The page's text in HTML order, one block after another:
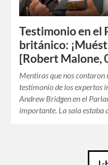
Testimonio en el
británico:
[Robert Malone,
Mentiras que nos contaron
testimonio de los expertos
Andrew Bridgen en el
importante. La sala estaba
L-